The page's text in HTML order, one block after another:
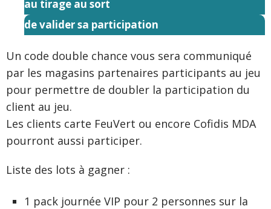
au tirage au sort
de valider sa participation
Un code double chance vous sera communiqué
par les magasins partenaires participants au jeu
pour permettre de doubler la participation du
client au jeu.
Les clients carte FeuVert ou encore Cofidis MDA
pourront aussi participer.
Liste des lots à gagner :
1 pack journée VIP pour 2 personnes sur la